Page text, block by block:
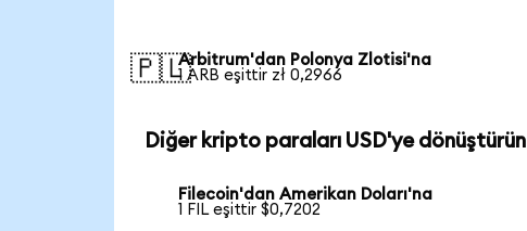
🇵🇱Arbitrum'dan Polonya Zlotisi'na
1 ARB eşittir zł 0,2966
Diğer kripto paraları USD'ye dönüştürün
Filecoin'dan Amerikan Doları'na
1 FIL eşittir $0,7202